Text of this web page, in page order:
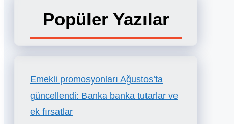
Popüler Yazılar
Emekli promosyonları Ağustos’ta
güncellendi: Banka banka tutarlar ve
ek fırsatlar